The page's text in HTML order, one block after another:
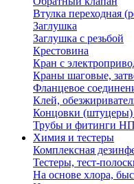
Втулка переходная
Заглушка
Заглушка с резьбой
Крестовина
Кран с
Краны шаговые,
Фланцевое
Клей,
Концовки (штуцеры)
Трубы и фитинги
Химия и тестеры
Комплексная
Тестеры, тест-
На основе хлора,